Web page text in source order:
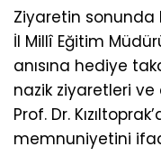
Ziyaretin sonunda
İl Millî Eğitim
anısına hediye
nazik ziyaretleri ve
Prof. Dr.
memnuniyetini